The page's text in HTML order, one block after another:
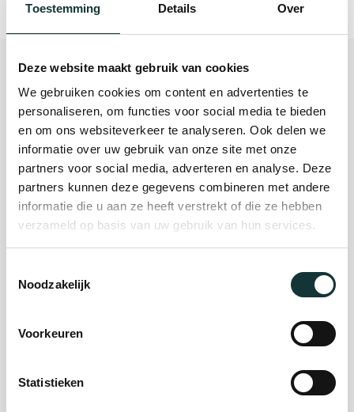
Toestemming Details Over
Deze website maakt gebruik van cookies
We gebruiken cookies om content en advertenties te
personaliseren, om functies voor social media te bieden
en om ons websiteverkeer te analyseren. Ook delen we
informatie over uw gebruik van onze site met onze
partners voor social media, adverteren en analyse. Deze
partners kunnen deze gegevens combineren met andere
informatie die u aan ze heeft verstrekt of die ze hebben
verzameld op basis van uw gebruik van hun services.
Noodzakelijk
Voorkeuren
Statistieken
Plan je bezoek
Evenement
organiseren
Steun ons
Auditie
De Pieterskerk als